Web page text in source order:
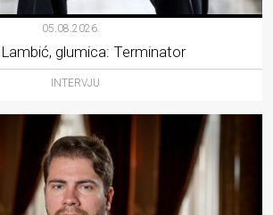
05.08.2026.
glumica: Terminator
INTERVJU